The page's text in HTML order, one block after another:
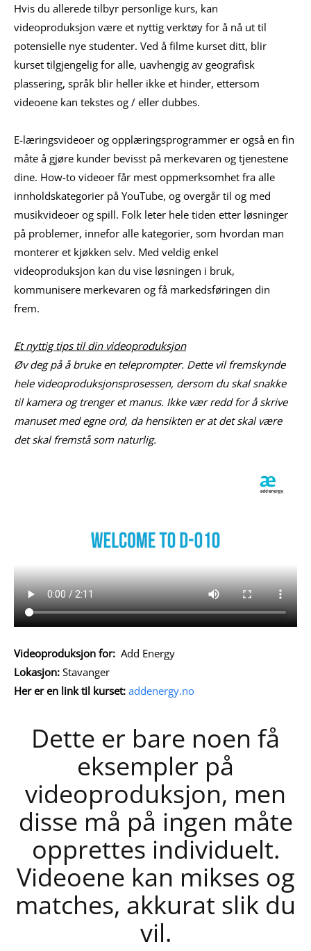
Hvis du allerede tilbyr personlige kurs, kan
videoproduksjon være et nyttig verktøy for å nå ut til
potensielle nye studenter. Ved å filme kurset ditt, blir
kurset tilgjengelig for alle, uavhengig av geografisk
plassering, språk blir heller ikke et hinder, ettersom
videoene kan tekstes og / eller dubbes.
E-læringsvideoer og opplæringsprogrammer er også en fin
måte å gjøre kunder bevisst på merkevaren og tjenestene
dine. How-to videoer får mest oppmerksomhet fra alle
innholdskategorier på YouTube, og overgår til og med
musikvideoer og spill. Folk leter hele tiden etter løsninger
på problemer, innefor alle kategorier, som hvordan man
monterer et kjøkken selv. Med veldig enkel
videoproduksjon kan du vise løsningen i bruk,
kommunisere merkevaren og få markedsføringen din
frem.
Et nyttig tips til din videoproduksjon
Øv deg på å bruke en teleprompter. Dette vil fremskynde
hele videoproduksjonsprosessen, dersom du skal snakke
til kamera og trenger et manus. Ikke vær redd for å skrive
manuset med egne ord, da hensikten er at det skal være
det skal fremstå som naturlig.
Videoproduksjon for: Add Energy
Lokasjon: Stavanger
Her er en link til kurset: addenergy.no
Dette er bare noen få
eksempler på
videoproduksjon, men
disse må på ingen måte
opprettes individuelt.
Videoene kan mikses og
matches, akkurat slik du
vil.